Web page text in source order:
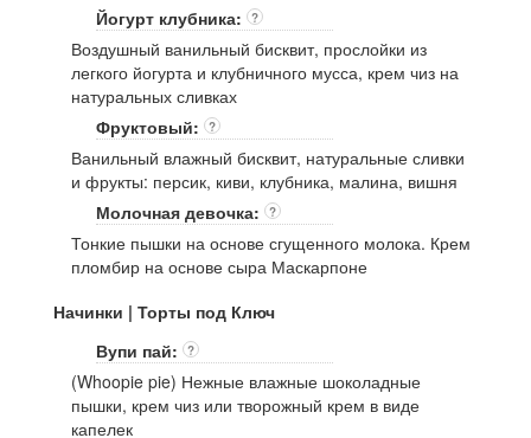
Йогурт клубника:
?
Воздушный ванильный бисквит, прослойки из
легкого йогурта и клубничного мусса, крем чиз на
натуральных сливках
Фруктовый:
?
Ванильный влажный бисквит, натуральные сливки
и фрукты: персик, киви, клубника, малина, вишня
Молочная девочка:
?
Тонкие пышки на основе сгущенного молока. Крем
пломбир на основе сыра Маскарпоне
Начинки | Торты под Ключ
Вупи пай:
?
(Whoopie pie) Нежные влажные шоколадные
пышки, крем чиз или творожный крем в виде
капелек